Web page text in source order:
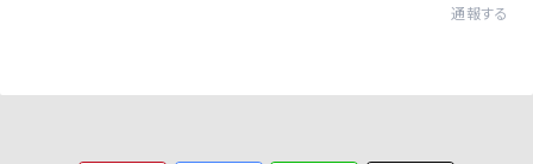
通報する